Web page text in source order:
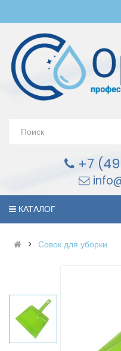
+7
КАТАЛОГ
Совок для уборки